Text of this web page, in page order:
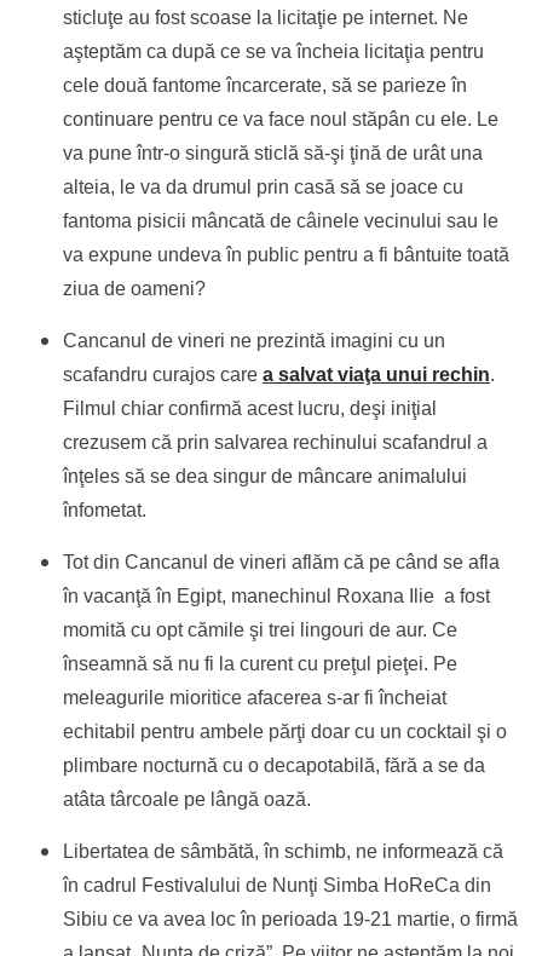
sticluţe au fost scoase la licitaţie pe internet. Ne
aşteptăm ca după ce se va încheia licitaţia pentru
cele două fantome încarcerate, să se parieze în
continuare pentru ce va face noul stăpân cu ele. Le
va pune într-o singură sticlă să-şi ţină de urât una
alteia, le va da drumul prin casă să se joace cu
fantoma pisicii mâncată de câinele vecinului sau le
va expune undeva în public pentru a fi bântuite toată
ziua de oameni?
Cancanul de vineri ne prezintă imagini cu un
scafandru curajos care a salvat viaţa unui rechin.
Filmul chiar confirmă acest lucru, deşi iniţial
crezusem că prin salvarea rechinului scafandrul a
înţeles să se dea singur de mâncare animalului
înfometat.
Tot din Cancanul de vineri aflăm că pe când se afla
în vacanţă în Egipt, manechinul Roxana Ilie a fost
momită cu opt cămile şi trei lingouri de aur. Ce
înseamnă să nu fi la curent cu preţul pieţei. Pe
meleagurile mioritice afacerea s-ar fi încheiat
echitabil pentru ambele părţi doar cu un cocktail şi o
plimbare nocturnă cu o decapotabilă, fără a se da
atâta târcoale pe lângă oază.
Libertatea de sâmbătă, în schimb, ne informează că
în cadrul Festivalului de Nunţi Simba HoReCa din
Sibiu ce va avea loc în perioada 19-21 martie, o firmă